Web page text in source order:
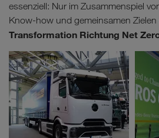
essenziell: Nur im Zusammenspiel
Know-how und gemeinsamen
Transformation Richtung Net